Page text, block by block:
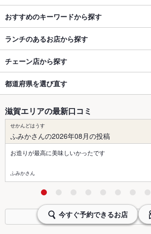
おすすめのキーワードから探す
ランチのあるお店から探す
チェーン店から探す
都道府県を選び直す
滋賀エリアの最新口コミ
せかんどはうす
ふみかさんの2026年08月の投稿
お造りが最高に美味しいかったです
ふみかさん
検索条件変更
今すぐ予約できるお店